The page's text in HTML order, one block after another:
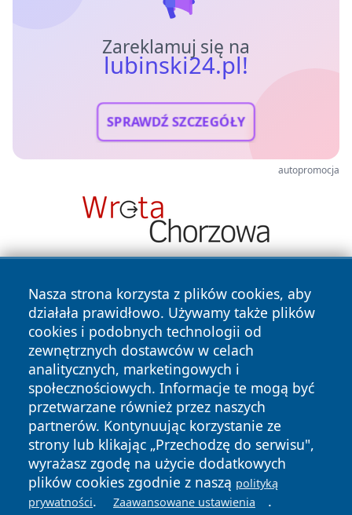
Zareklamuj się na
lubinski24.pl!
SPRAWDŹ SZCZEGÓŁY
autopromocja
Nasza strona korzysta z plików cookies, aby
działała prawidłowo. Używamy także plików
cookies i podobnych technologii od
zewnętrznych dostawców w celach
analitycznych, marketingowych i
społecznościowych. Informacje te mogą być
przetwarzane również przez naszych
partnerów. Kontynuując korzystanie ze
strony lub klikając „Przechodzę do serwisu",
wyrażasz zgodę na użycie dodatkowych
plików cookies zgodnie z naszą polityką
prywatności. Zaawansowane ustawienia .
Copyright © 2026 lubinski24.pl Wszystkie prawa zastrzeżone.
News Autorzy
Polityka
Prywatności
Polityka
Cookies